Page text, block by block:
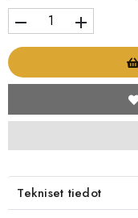
remove add
Tekniset tiedot